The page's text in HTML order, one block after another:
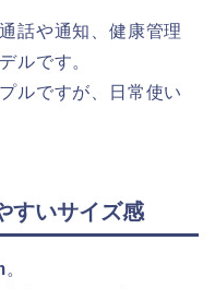
話や通知、健康管理
ルです。
ルですが、日常使い
すいサイズ感
。